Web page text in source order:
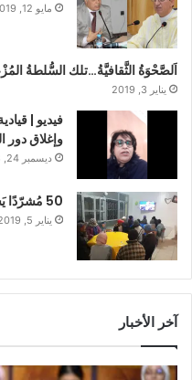
مايو 12, 2019
اَلصَّحْوَةُ الثَّقافيَّةُ…تلك السُّلطةُ
يناير 3, 2019
فيديو |
وإغلاق
ديسمبر 24, 2018
50 مُشرّدًا يَسْتَفيدُون من “عملية دفء” بخريبكة
يناير 5, 2019
آخر الأخبار